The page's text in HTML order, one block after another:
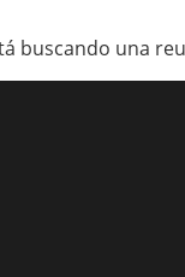
buscando una